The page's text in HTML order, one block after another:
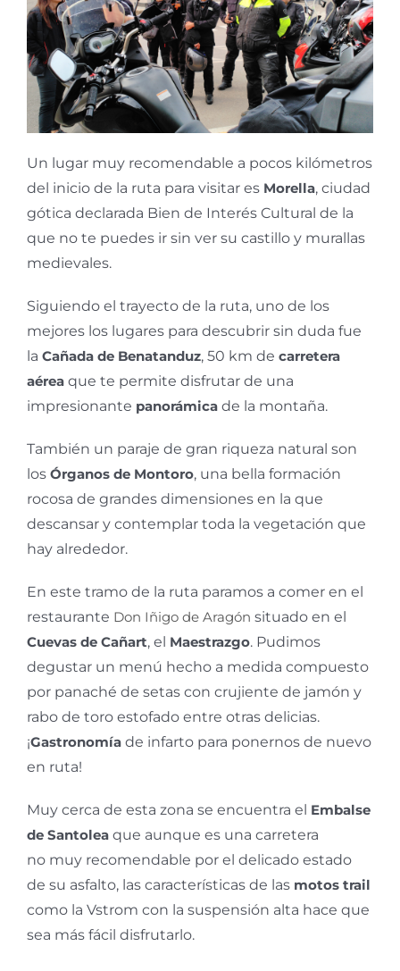
Un lugar muy recomendable a pocos kilómetros
del inicio de la ruta para visitar es Morella, ciudad
gótica declarada Bien de Interés Cultural de la
que no te puedes ir sin ver su castillo y murallas
medievales.
Siguiendo el trayecto de la ruta, uno de los
mejores los lugares para descubrir sin duda fue
la Cañada de Benatanduz, 50 km de carretera
aérea que te permite disfrutar de una
impresionante panorámica de la montaña.
También un paraje de gran riqueza natural son
los Órganos de Montoro, una bella formación
rocosa de grandes dimensiones en la que
descansar y contemplar toda la vegetación que
hay alrededor.
En este tramo de la ruta paramos a comer en el
restaurante Don Iñigo de Aragón situado en el
Cuevas de Cañart, el Maestrazgo. Pudimos
degustar un menú hecho a medida compuesto
por panaché de setas con crujiente de jamón y
rabo de toro estofado entre otras delicias.
¡Gastronomía de infarto para ponernos de nuevo
en ruta!
Muy cerca de esta zona se encuentra el Embalse
de Santolea que aunque es una carretera
no muy recomendable por el delicado estado
de su asfalto, las características de las motos trail
como la Vstrom con la suspensión alta hace que
sea más fácil disfrutarlo.